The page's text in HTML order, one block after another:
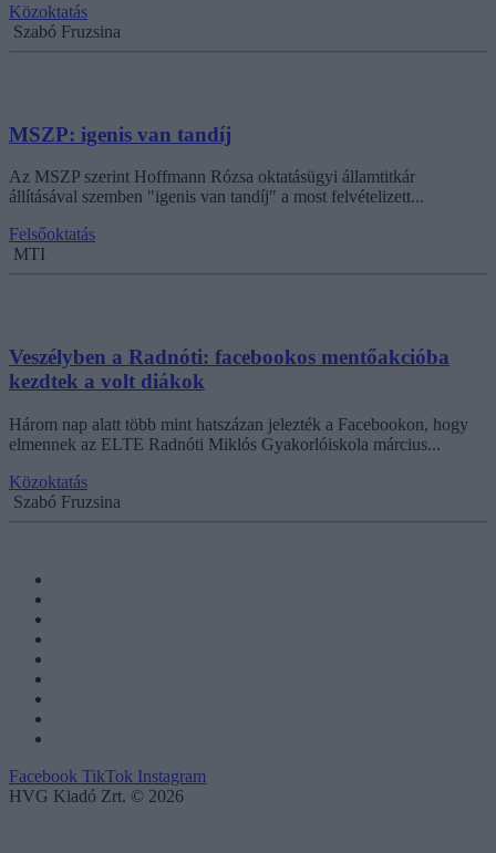
Közoktatás
Szabó Fruzsina
MSZP: igenis van tandíj
Az MSZP szerint Hoffmann Rózsa oktatásügyi államtitkár
állításával szemben "igenis van tandíj" a most felvételizett...
Felsőoktatás
MTI
Veszélyben a Radnóti: facebookos mentőakcióba
kezdtek a volt diákok
Három nap alatt több mint hatszázan jelezték a Facebookon, hogy
elmennek az ELTE Radnóti Miklós Gyakorlóiskola március...
Közoktatás
Szabó Fruzsina
Facebook TikTok Instagram
HVG Kiadó Zrt. © 2026